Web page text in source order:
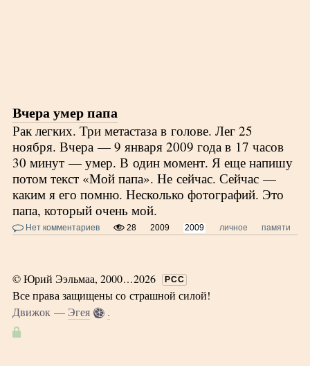
Вчера умер папа
Рак легких. Три метастаза в голове. Лег 25
ноября. Вчера — 9 января 2009 года в 17 часов
30 минут — умер. В один момент. Я еще напишу
потом текст «Мой папа». Не сейчас. Сейчас —
каким я его помню. Несколько фотографий. Это
папа, который очень мой.
Нет комментариев 28 2009 2009 личное памяти
©Юрий Ээльмаа, 2000...2026 РСС
Все права защищены со страшной силой!
Движок — Эгея .